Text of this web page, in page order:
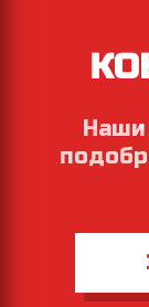
Наши